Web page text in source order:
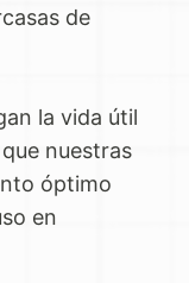
de
la vida útil
nuestras
óptimo
en